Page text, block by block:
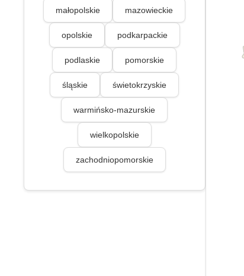
małopolskie mazowieckie
opolskie podkarpackie
podlaskie pomorskie
śląskie świetokrzyskie
warmińsko-mazurskie
wielkopolskie
zachodniopomorskie